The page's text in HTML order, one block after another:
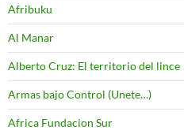
Afribuku
Al Manar
Alberto Cruz: El territorio del lince
Armas bajo Control (Unete…)
Africa Fundacion Sur